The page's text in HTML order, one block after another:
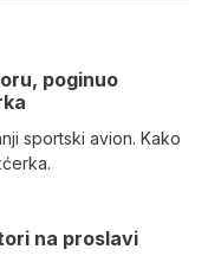
poginuo
sportski avion. Kako
na proslavi